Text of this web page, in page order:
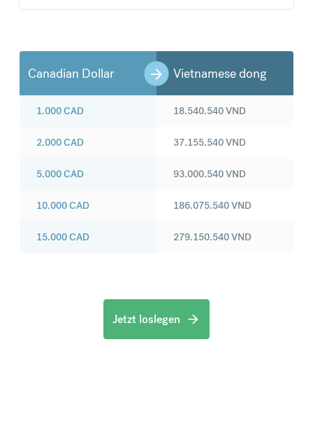
Canadian Dollar Vietnamese dong
1.000CAD
2.000CAD
5.000CAD
10.000CAD
15.000CAD
18.540.540VND
37.155.540VND
93.000.540VND
186.075.540VND
279.150.540VND
Jetzt loslegen